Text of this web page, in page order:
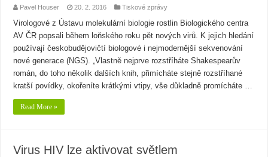
Pavel Houser 20. 2. 2016 Tiskové zprávy
Virologové z Ústavu molekulární biologie rostlin Biologického centra
AV ČR popsali během loňského roku pět nových virů. K jejich hledání
používají českobudějovičtí biologové i nejmodernější sekvenování
nové generace (NGS). „Vlastně nejprve rozstříháte Shakespearův
román, do toho několik dalších knih, přimícháte stejně rozstříhané
kratší povídky, okořeníte krátkými vtipy, vše důkladně promícháte …
Read More »
Virus HIV lze aktivovat světlem